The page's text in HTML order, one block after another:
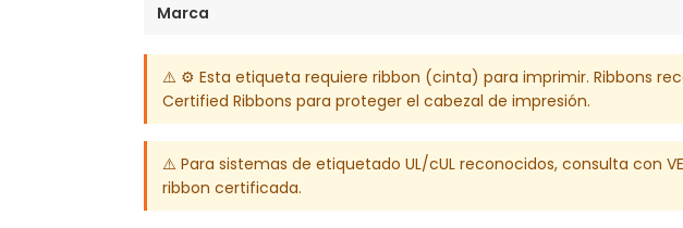
Marca
⚠️ ⚙️ Esta etiqueta requiere ribbon (cinta) para imprimir. Ribbons
Certified Ribbons para proteger el cabezal de impresión.
⚠️ Para sistemas de etiquetado UL/cUL reconocidos, consulta con
ribbon certificada.